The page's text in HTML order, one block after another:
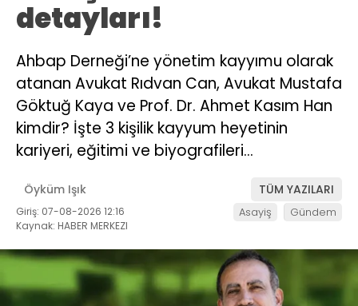
detayları!
Ahbap Derneği’ne yönetim kayyımu olarak
atanan Avukat Rıdvan Can, Avukat Mustafa
Göktuğ Kaya ve Prof. Dr. Ahmet Kasım Han
kimdir? İşte 3 kişilik kayyum heyetinin
kariyeri, eğitimi ve biyografileri…
Öyküm Işık TÜM YAZILARI
Giriş: 07-08-2026 12:16
Kaynak: HABER MERKEZI
Asayiş Gündem